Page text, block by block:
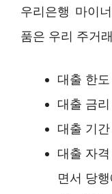
우리은행 마이
품은 우리 주거
대출 한
대출 금
대출 기
대출 자
면서 당